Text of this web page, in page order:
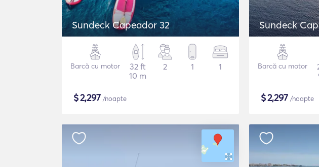
Sundeck Capeador 32
Barcă cu motor
32 ft
10 m
2 1 1
$2,297 /noapte
Sundeck
Barcă cu motor
$2,297 /noapte